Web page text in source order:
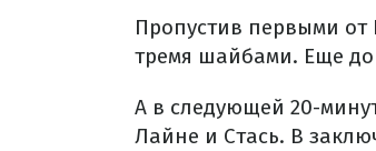
Пропустив первыми
тремя шайбами. Еще до
А в следующей 20-
Лайне и Стась. В